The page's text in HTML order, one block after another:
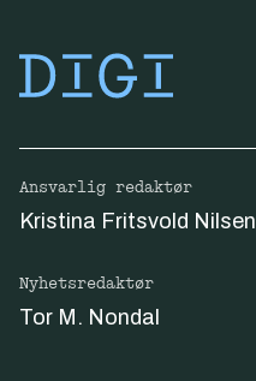
Ansvarlig redaktør
Kristina Fritsvold Nilsen
Nyhetsredaktør
Tor M. Nondal